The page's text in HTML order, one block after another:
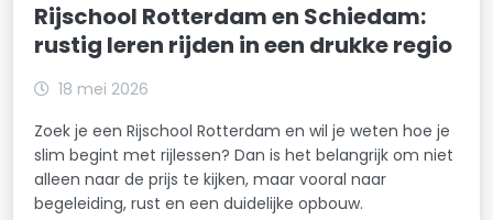
Rijschool Rotterdam en Schiedam:
rustig leren rijden in een drukke regio
18 mei 2026
Zoek je een Rijschool Rotterdam en wil je weten hoe je
slim begint met rijlessen? Dan is het belangrijk om niet
alleen naar de prijs te kijken, maar vooral naar
begeleiding, rust en een duidelijke opbouw.